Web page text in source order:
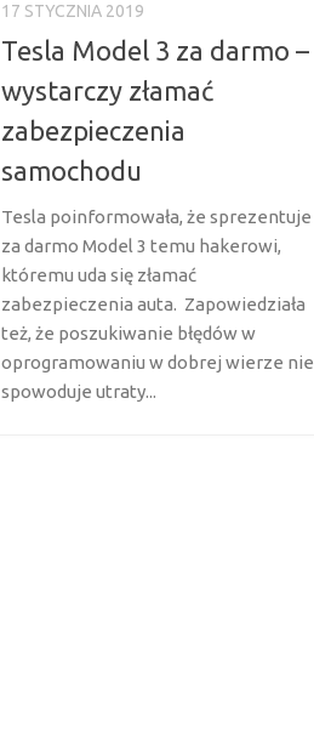
17 STYCZNIA 2019
Tesla Model 3 za darmo –
wystarczy złamać
zabezpieczenia
samochodu
Tesla poinformowała, że sprezentuje
za darmo Model 3 temu hakerowi,
któremu uda się złamać
zabezpieczenia auta. Zapowiedziała
też, że poszukiwanie błędów w
oprogramowaniu w dobrej wierze nie
spowoduje utraty...